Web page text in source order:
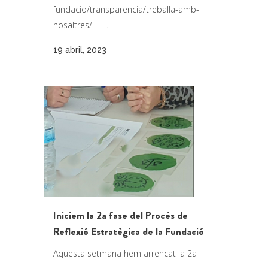
fundacio/transparencia/treballa-amb-
nosaltres/ ...
19 abril, 2023
Iniciem la 2a fase del Procés de
Reflexió Estratègica de la Fundació
Aquesta setmana hem arrencat la 2a